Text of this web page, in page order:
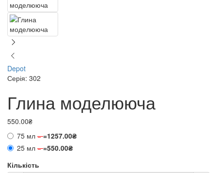
Depot
Серія: 302
Глина моделююча
550.00₴
75 мл ==1257.00₴
25 мл ==550.00₴
Кількість